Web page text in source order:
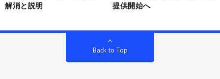
解消と説明
提供開始へ
Back to Top